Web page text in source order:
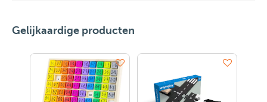
Gelijkaardige producten